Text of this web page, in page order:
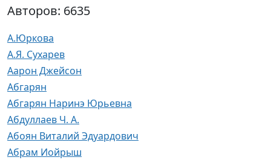
Авторов: 6635
А.Юркова
А.Я. Сухарев
Аарон Джейсон
Абгарян
Абгарян Наринэ Юрьевна
Абдуллаев Ч. А.
Абоян Виталий Эдуардович
Абрам Иойрыш